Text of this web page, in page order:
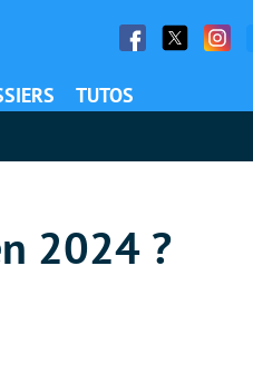
Facebook
Twitter
TUTOS
2024 ?